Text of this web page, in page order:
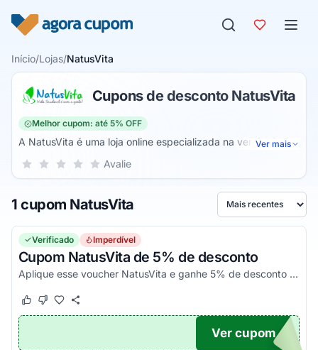
Início/Lojas/NatusVita
Cupons de desconto NatusVita
Melhor cupom: até 5% OFF
A NatusVita é uma loja online especializada na venda de
suplementos para que você possa ter uma vida muito mais
diversos produtos.
Ver mais
Sua nota para NatusVita, de 1 a 5 estrelas
5 estrelas
4 estrelas
3 estrelas
2 estrelas
1 estrela Avalie
1 cupom NatusVita Ordenar por
Verificado Imperdível
Cupom NatusVita de 5% de desconto
Aplique esse voucher NatusVita e ganhe 5% de desconto em todo o site. Consulte condições e aproveite!
Este cupom funcionou
Este cupom não funcionou
INCO
Ver cupom